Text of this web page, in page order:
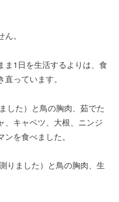
。
ま1日を生活するよりは、食
っています。
した）と鳥の胸肉、茹でた
、キャベツ、大根、ニンジ
を食べました。
りました）と鳥の胸肉、生